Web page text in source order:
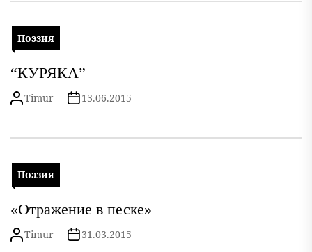
Поэзия
“КУРЯКА”
Timur 13.06.2015
Поэзия
«Отражение в песке»
Timur 31.03.2015